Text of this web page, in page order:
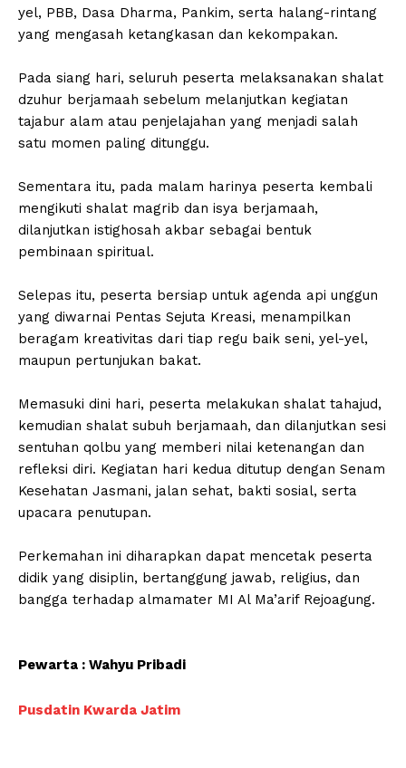
yel, PBB, Dasa Dharma, Pankim, serta halang-rintang
yang mengasah ketangkasan dan kekompakan.
‎Pada siang hari, seluruh peserta melaksanakan shalat
dzuhur berjamaah sebelum melanjutkan kegiatan
tajabur alam atau penjelajahan yang menjadi salah
satu momen paling ditunggu.
‎Sementara itu, pada malam harinya peserta kembali
mengikuti shalat magrib dan isya berjamaah,
dilanjutkan istighosah akbar sebagai bentuk
pembinaan spiritual.
‎Selepas itu, peserta bersiap untuk agenda api unggun
yang diwarnai Pentas Sejuta Kreasi, menampilkan
beragam kreativitas dari tiap regu baik seni, yel-yel,
maupun pertunjukan bakat.
‎Memasuki dini hari, peserta melakukan shalat tahajud,
kemudian shalat subuh berjamaah, dan dilanjutkan sesi
sentuhan qolbu yang memberi nilai ketenangan dan
refleksi diri. Kegiatan hari kedua ditutup dengan Senam
Kesehatan Jasmani, jalan sehat, bakti sosial, serta
upacara penutupan.
‎Perkemahan ini diharapkan dapat mencetak peserta
didik yang disiplin, bertanggung jawab, religius, dan
bangga terhadap almamater MI Al Ma’arif Rejoagung.
‎Pewarta : Wahyu Pribadi
Pusdatin Kwarda Jatim